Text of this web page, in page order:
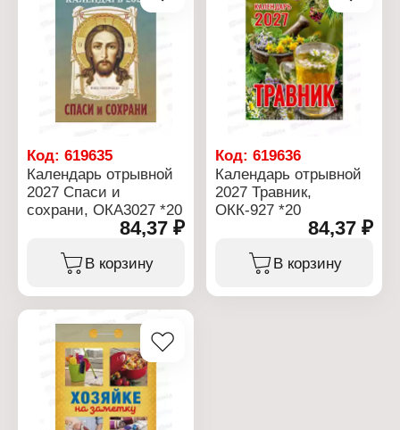
Код: 619635
Календарь отрывной
2027 Спаси и
сохрани, ОКА3027 *20
84,37 ₽
В корзину
Код:619636
Календарь отрывной
2027 Травник,
ОКК-927 *20
84,37 ₽
В корзину